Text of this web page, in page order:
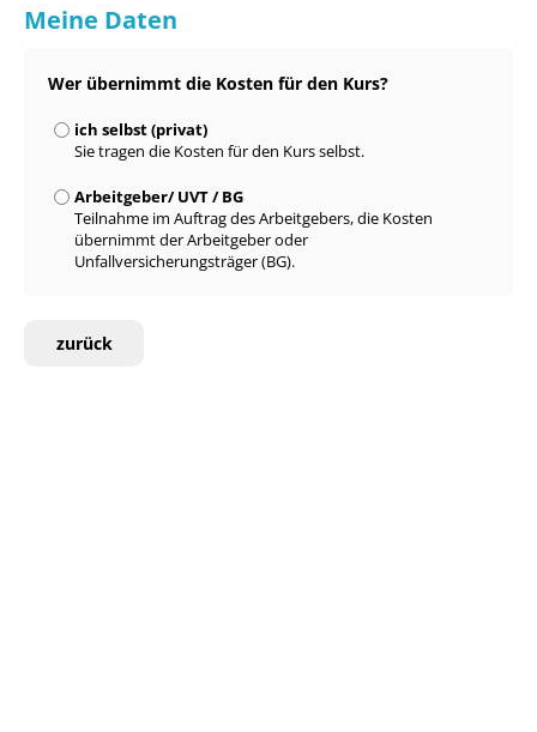
Meine Daten
Wer übernimmt die Kosten für den Kurs?
ich selbst (privat)
Sie tragen die Kosten für den Kurs selbst.
Arbeitgeber/ UVT / BG
Teilnahme im Auftrag des Arbeitgebers, die Kosten
übernimmt der Arbeitgeber oder
Unfallversicherungsträger (BG).
zurück